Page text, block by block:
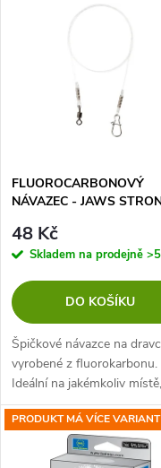
p
r
o
d
u
k
s
p
r
o
d
u
k
FLUOROCARBONOVÝ
NÁVAZEC - JAWS
48 Kč
Skladem na prodejně
DO KOŠÍKU
Špičkové návazce na
vyrobené z fluorokarbonu.
Ideální na jakémkoliv
při lovu candáta nebo
můžeme očekávat jako
úlovek štiku. Robustní...
PRODUKT MÁ VÍCE VARIANT